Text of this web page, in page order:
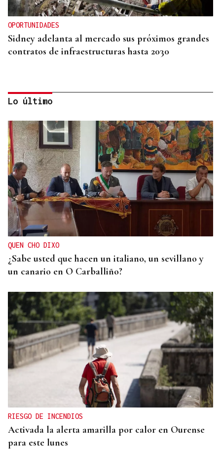
OPORTUNIDADES
Sidney adelanta al mercado sus próximos grandes
contratos de infraestructuras hasta 2030
INTERNACIONALIZACIÓN
Sodercan ofrece un programa gratuito para
ayudar a las pymes cántabras a iniciarse en la
exportación
Lo último
QUEN CHO DIXO
¿Sabe usted que hacen un italiano, un sevillano y
un canario en O Carballiño?
RIESGO DE INCENDIOS
Activada la alerta amarilla por calor en Ourense
para este lunes